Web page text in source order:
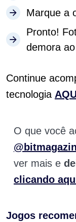
Marque a
Pronto!
demora
Continue
tecnologia
O que você
ver mais e
clicando
Jogos